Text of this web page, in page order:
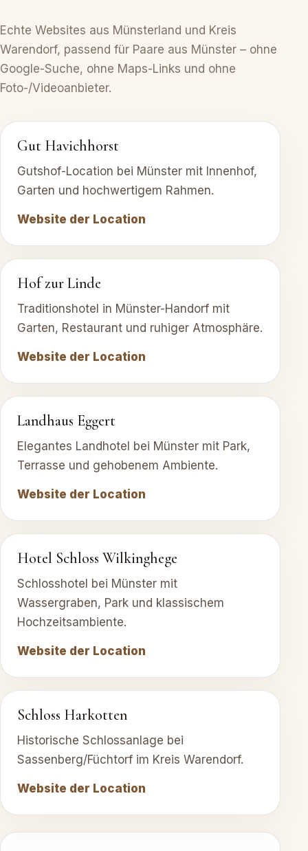
Echte Websites aus Münsterland und Kreis
Warendorf, passend für Paare aus Münster – ohne
Google-Suche, ohne Maps-Links und ohne
Foto-/Videoanbieter.
Gut Havichhorst
Gutshof-Location bei Münster mit Innenhof,
Garten und hochwertigem Rahmen.
Website der Location
Hof zur Linde
Traditionshotel in Münster-Handorf mit
Garten, Restaurant und ruhiger Atmosphäre.
Website der Location
Landhaus Eggert
Elegantes Landhotel bei Münster mit Park,
Terrasse und gehobenem Ambiente.
Website der Location
Hotel Schloss Wilkinghege
Schlosshotel bei Münster mit
Wassergraben, Park und klassischem
Hochzeitsambiente.
Website der Location
Schloss Harkotten
Historische Schlossanlage bei
Sassenberg/Füchtorf im Kreis Warendorf.
Website der Location